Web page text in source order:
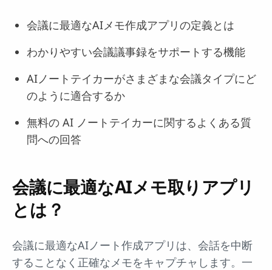
会議に最適なAIメモ作成アプリの定義とは
わかりやすい会議議事録をサポートする機能
AIノートテイカーがさまざまな会議タイプにど
のように適合するか
無料の AI ノートテイカーに関するよくある質
問への回答
会議に最適なAIメモ取りアプリ
とは？
会議に最適なAIノート作成アプリは、会話を中断
することなく正確なメモをキャプチャします。一